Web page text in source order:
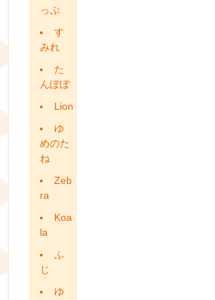
っぷ
す
みれ
た
んぽぽ
Lion
ゆ
めのた
ね
Zeb
ra
Koa
la
ふ
じ
ゆ